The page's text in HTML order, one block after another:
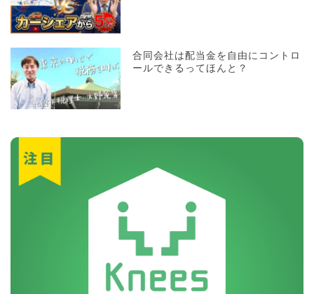
合同会社は配当金を自由にコントロ
ールできるってほんと？